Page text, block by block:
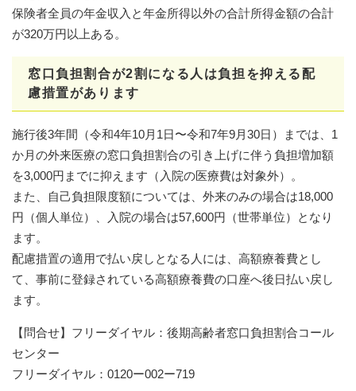
保険者全員の年金収入と年金所得以外の合計所得金額の合計
が320万円以上ある。
窓口負担割合が2割になる人は負担を抑える配
慮措置があります
施行後3年間（令和4年10月1日〜令和7年9月30日）までは、1
か月の外来医療の窓口負担割合の引き上げに伴う負担増加額
を3,000円までに抑えます（入院の医療費は対象外）。
また、自己負担限度額については、外来のみの場合は18,000
円（個人単位）、入院の場合は57,600円（世帯単位）となり
ます。
配慮措置の適用で払い戻しとなる人には、高額療養費とし
て、事前に登録されている高額療養費の口座へ後日払い戻し
ます。
【問合せ】フリーダイヤル：後期高齢者窓口負担割合コール
センター
フリーダイヤル：0120ー002ー719